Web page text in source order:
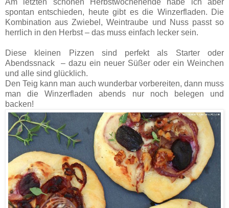
Am letzten schönen Herbstwochenende habe ich aber
spontan entschieden, heute gibt es die Winzerfladen. Die
Kombination aus Zwiebel, Weintraube und Nuss passt so
herrlich in den Herbst – das muss einfach lecker sein.
Diese kleinen Pizzen sind perfekt als Starter oder
Abendssnack
– dazu ein neuer Süßer oder ein Weinchen
und alle sind glücklich.
Den Teig kann man auch wunderbar vorbereiten, dann muss
man die Winzerfladen abends nur noch belegen und
backen!